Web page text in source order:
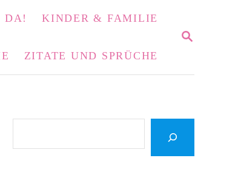
S
DA! KINDER & FAMILIE
ZITATE UND SPRÜCHE
e